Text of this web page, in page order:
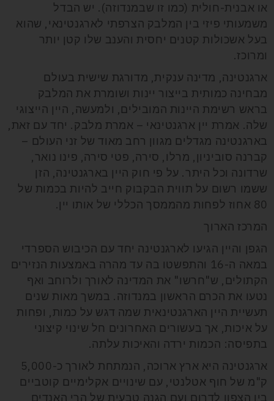
או אבנית-חולית (כמו זו שבמנדוזה). יש הבדל
משמעותי פיזי בין המלבק הצרפתי לארגנטינאי, שהוא
בעל אשכולות קטנים יחסית והענב שלו קטן יותר
ומרוכז.
ארגנטינה, מדינה ענקית, מדורגת שישית בעולם
מבחינה כמותית בייצור יינות ושומרת את המלבק
בראש רשימת היינות המובילים, ולמעשה, היין הייצוגי
שלה. אמרת יין ארגנטינאי – אמרת מלבק. יחד עם זאת,
בארגנטינה מגדלים מגוון רחב מאוד של זני העולם –
קברנה סוביניון, מרלו, סירה, פטי סירה, פינו נואר,
שרדונה וכל היתר. על פי חוק היין בארגנטינה, הזן
ששמו רשום על תווית הבקבוק חייב להיות בכמות של
80 אחוז לפחות מהממסך הכללי של אותו יין.
המרכז הארוך
הגפן והיין הגיעו לארגנטינה יחד עם הכיבוש הספרדי
במאה ה-16 והתפשטו בה עד מהרה באמצעות הנזירים
הקתולים, ש"חרשו" את המדינה לאורך ולרוחב ואף
נטעו את הכרם הראשון במנדוזה. במשך מאות שנים
תעשיית היין הארגנטינאית שמה דגש על כמות, ופחות
על איכות, אך בעשורים האחרונים חל שינוי קיצוני
בתפיסה: הכמות ירדה והאיכות עלתה.
ארגנטינה היא ארץ ארוכה, הנמתחת לאורך כ-5,000
ק"מ של חוף אטלנטי, עם שינויים אקלימיים קוטביים
בין הצפון לדרום ועם הגנה טבעית של הרי האנדים